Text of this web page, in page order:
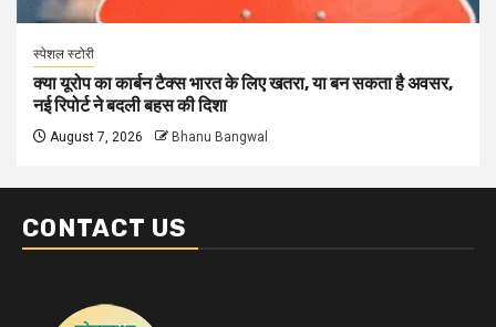
स्पेशल स्टोरी
क्या यूरोप का कार्बन टैक्स भारत के लिए खतरा, या बन सकता है अवसर,
नई रिपोर्ट ने बदली बहस की दिशा
August 7, 2026 Bhanu Bangwal
CONTACT US